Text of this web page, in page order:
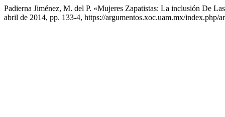
Padierna Jiménez, M. del P. «Mujeres Zapatistas: La inclusión De
abril de 2014, pp. 133-4, https://argumentos.xoc.uam.mx/index.php/